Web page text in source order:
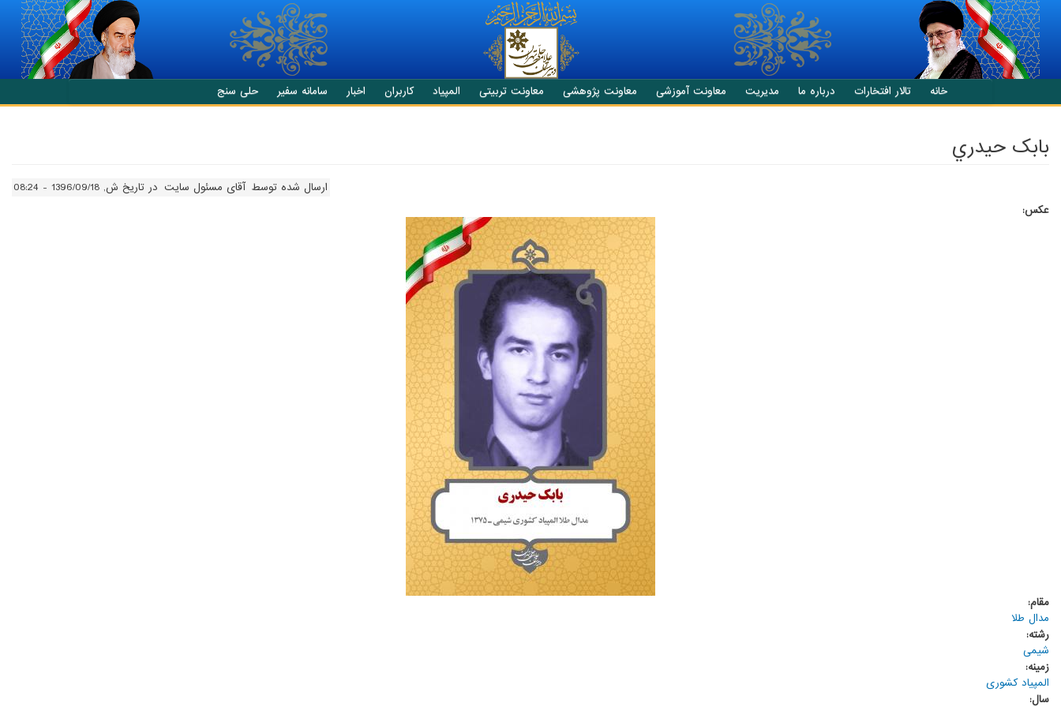
انتقال به محتوای اصلی
خانه تالار افتخارات درباره ما مدیریت معاونت آموزشی معاونت پژوهشی معاونت تربیتی المپیاد کاربران اخبار سامانه سفیر حلی سنج
بابک حيدري
ارسال شده توسط آقای مسئول سایت در تاریخ ش, 1396/09/18 - 08:24
عکس:
مقام:
مدال طلا
رشته:
شیمی
زمینه:
المپیاد کشوری
سال: